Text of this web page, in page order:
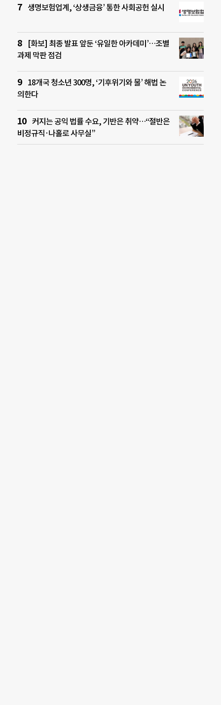
생명보험업계, ‘상생금융’ 통한 사회공헌 실시
[화보] 최종 발표 앞둔 ‘유일한 아카데미’…조별
과제 막판 점검
18개국 청소년 300명, ‘기후위기와 물’ 해법 논
의한다
커지는 공익 법률 수요, 기반은 취약…“절반은
비정규직·나홀로 사무실”